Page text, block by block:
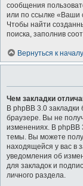
сообщения
или по ссылке «Ваши
Чтобы найти
поиска, заполнив
Вернуться к началу
Чем закладки
В phpBB 3.0
браузере. Вы не
изменениях. В phpBB
темы. Вы можете
находящейся у вас в
уведомления об
для закладок и
личного раздела.